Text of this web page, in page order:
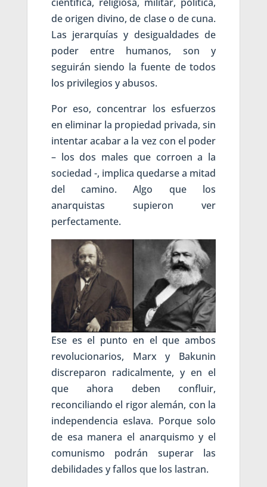
de origen divino, de clase o de cuna.
Las jerarquías y desigualdades de
poder entre humanos, son y
seguirán siendo la fuente de todos
los privilegios y abusos.
Por eso, concentrar los esfuerzos
en eliminar la propiedad privada, sin
intentar acabar a la vez con el poder
– los dos males que corroen a la
sociedad -, implica quedarse a mitad
del camino. Algo que los
anarquistas supieron ver
perfectamente.
Ese es el punto en el que ambos
revolucionarios, Marx y Bakunin
discreparon radicalmente, y en el
que ahora deben confluir,
reconciliando el rigor alemán, con la
independencia eslava. Porque solo
de esa manera el anarquismo y el
comunismo podrán superar las
debilidades y fallos que los lastran.